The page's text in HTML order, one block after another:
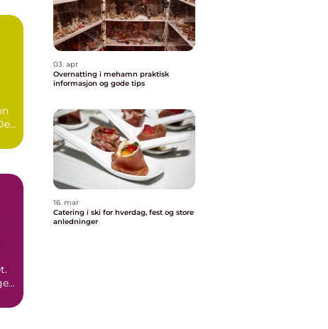
03. apr
Overnatting i mehamn praktisk
informasjon og gode tips
16. mar
Catering i ski for hverdag, fest og store
anledninger